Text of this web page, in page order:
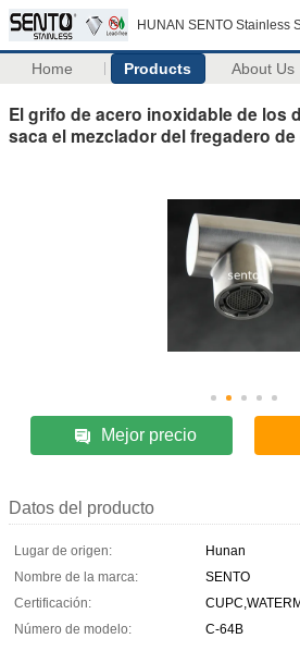
HUNAN SENTO Stainless
Home Products About Us
El grifo de acero inoxidable de los
saca el mezclador del fregadero
Mejor precio
Datos del producto
Lugar de origen:
Hunan
Nombre de la marca:
SENTO
Certificación:
Número de modelo:
C-64B